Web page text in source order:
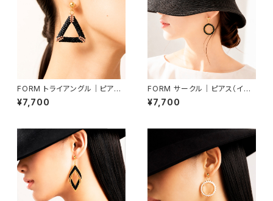
FORM トライアングル｜ピアス
（イヤリング交換可）
¥7,700
FORM サークル｜ピアス（イヤ
リング交換可）
¥7,700